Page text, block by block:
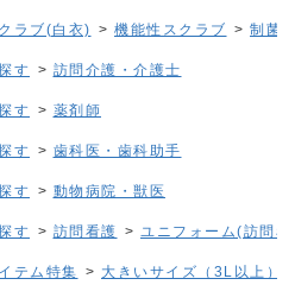
ラブ(白衣) > 機能性スクラブ > 制菌/
す > 訪問介護・介護士
す > 薬剤師
す > 歯科医・歯科助手
す > 動物病院・獣医
す > 訪問看護 > ユニフォーム(訪問
テム特集 > 大きいサイズ（3L以上）